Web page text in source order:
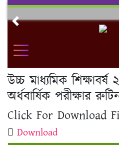
Skip
contentPrevious
উচ্চ মাধ্যমিক
অর্ধবার্ষিক পরীক্ষার
Click For Download
Download